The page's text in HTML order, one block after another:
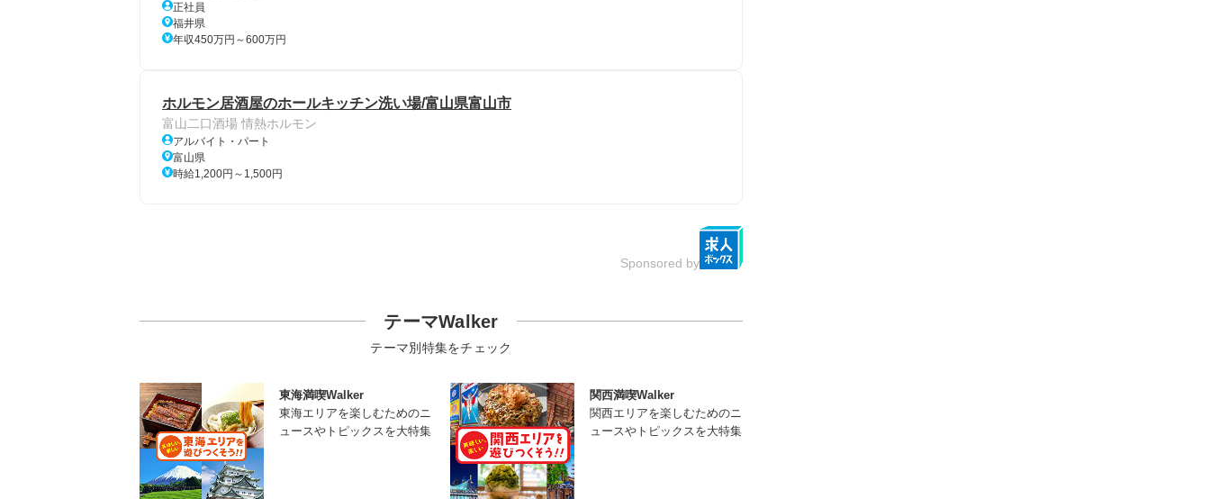
正社員
福井県
年収450万円～600万円
ホルモン居酒屋のホールキッチン洗い場/富山県富山市
富山二口酒場 情熱ホルモン
アルバイト・パート
富山県
時給1,200円～1,500円
Sponsored by
テーマWalker
テーマ別特集をチェック
東海満喫Walker
東海エリアを楽しむためのニ
ュースやトピックスを大特集
関西満喫Walker
関西エリアを楽しむためのニ
ュースやトピックスを大特集